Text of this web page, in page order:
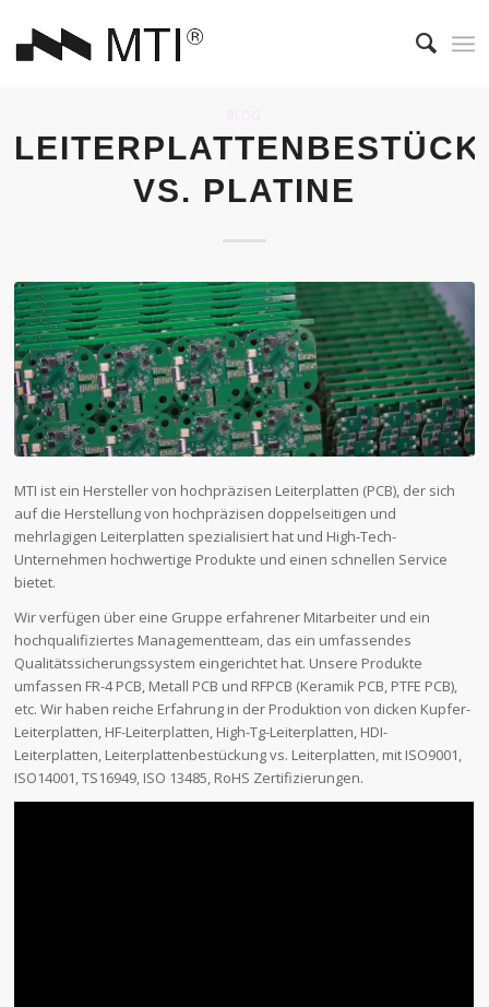
VS. PLATINE
MTI ist ein Hersteller von hochpräzisen Leiterplatten (PCB), der sich
auf die Herstellung von hochpräzisen doppelseitigen und
mehrlagigen Leiterplatten spezialisiert hat und High-Tech-
Unternehmen hochwertige Produkte und einen schnellen Service
bietet.
Wir verfügen über eine Gruppe erfahrener Mitarbeiter und ein
hochqualifiziertes Managementteam, das ein umfassendes
Qualitätssicherungssystem eingerichtet hat. Unsere Produkte
umfassen FR-4 PCB, Metall PCB und RFPCB (Keramik PCB, PTFE PCB),
etc. Wir haben reiche Erfahrung in der Produktion von dicken Kupfer-
Leiterplatten, HF-Leiterplatten, High-Tg-Leiterplatten, HDI-
Leiterplatten, Leiterplattenbestückung vs. Leiterplatten, mit ISO9001,
ISO14001, TS16949, ISO 13485, RoHS Zertifizierungen.